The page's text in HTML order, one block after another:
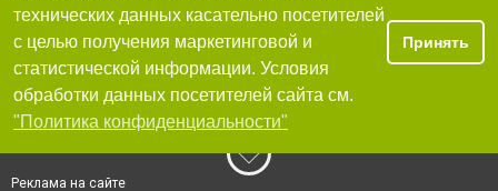
технических данных касательно посетителей
с целью получения маркетинговой и
статистической информации. Условия
обработки данных посетителей сайта см.
"Политика конфиденциальности"
Принять
Реклама на сайте